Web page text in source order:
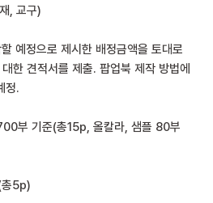
, 교구)
예정으로 제시한 배정금액을 토대로
한 견적서를 제출. 팝업북 제작 방법에
정.
부 기준(총15p, 올칼라, 샘플 80부
5p)